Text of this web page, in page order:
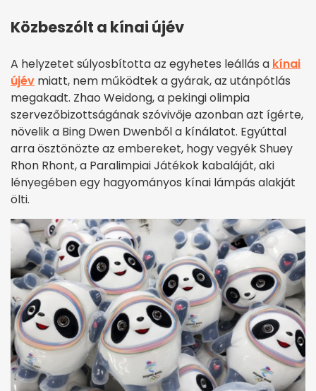
Közbeszólt a kínai újév
A helyzetet súlyosbította az egyhetes leállás a kínai
újév miatt, nem működtek a gyárak, az utánpótlás
megakadt. Zhao Weidong, a pekingi olimpia
szervezőbizottságának szóvivője azonban azt ígérte,
növelik a Bing Dwen Dwenből a kínálatot. Egyúttal
arra ösztönözte az embereket, hogy vegyék Shuey
Rhon Rhont, a Paralimpiai Játékok kabaláját, aki
lényegében egy hagyományos kínai lámpás alakját
ölti.